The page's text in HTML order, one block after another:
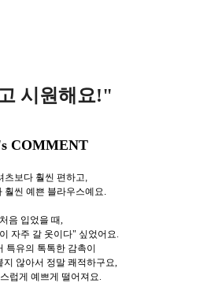
시원해요!"
COMMENT
츠보다 훨씬 편하고,
훨씬 예쁜 블라우스예요.
처음 입었을 때,
자주 갈 옷이다" 싶었어요.
특유의 톡톡한 감촉이
지 않아서 정말 쾌적하구요,
럽게 예쁘게 떨어져요.